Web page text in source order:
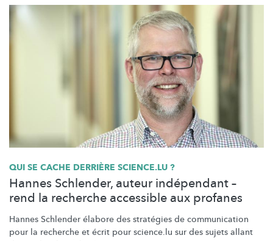
QUI SE CACHE DERRIÈRE SCIENCE.LU ?
Hannes Schlender, auteur indépendant –
rend la recherche accessible aux profanes
Hannes Schlender élabore des stratégies de communication
pour la recherche et écrit pour science.lu sur des sujets allant